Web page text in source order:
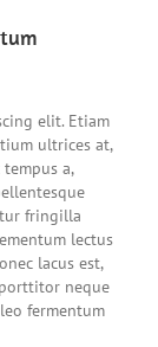
elit. Etiam
ultrices at,
a,
fringilla
lectus
lacus est,
neque
fermentum